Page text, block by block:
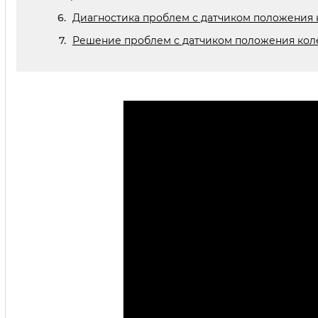
Диагностика проблем с датчиком положения
Решение проблем с датчиком положения